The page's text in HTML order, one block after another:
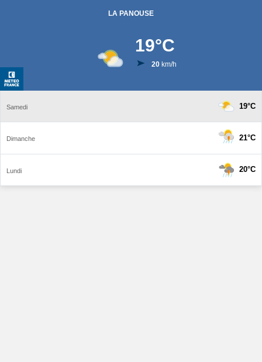
LA PANOUSE
19°C
20km/h
Samedi 19°C
Dimanche 21°C
Lundi 20°C